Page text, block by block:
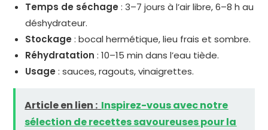
Temps de séchage : 3–7 jours à l’air libre, 6–8 h au
déshydrateur.
Stockage : bocal hermétique, lieu frais et sombre.
Réhydratation : 10–15 min dans l’eau tiède.
Usage : sauces, ragouts, vinaigrettes.
Article en lien : Inspirez-vous avec notre
sélection de recettes savoureuses pour la